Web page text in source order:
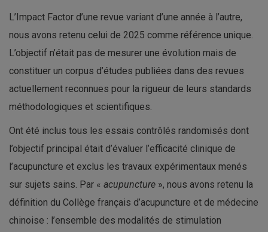
L’Impact Factor d’une revue variant d’une année à l’autre,
nous avons retenu celui de 2025 comme référence unique.
L’objectif n’était pas de mesurer une évolution mais de
constituer un corpus d’études publiées dans des revues
actuellement reconnues pour la rigueur de leurs standards
méthodologiques et scientifiques.
Ont été inclus tous les essais contrôlés randomisés dont
l’objectif principal était d’évaluer l’efficacité clinique de
l’acupuncture et exclus les travaux expérimentaux menés
sur sujets sains. Par « acupuncture », nous avons retenu la
définition du Collège français d’acupuncture et de médecine
chinoise : l’ensemble des modalités de stimulation